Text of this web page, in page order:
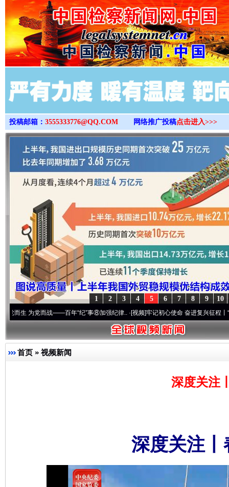
>
投稿邮箱： 3555333776@QQ.COM 网络推广投稿点击进入>>>
10
9
8
7
6
5
4
3
2
1
而战——百年“纪”事⑧加强纪律..·[视频]牢记初心使命 奋进复兴征程丨“转折之城”激
首页 » 视频新闻
深度关注
深度关注